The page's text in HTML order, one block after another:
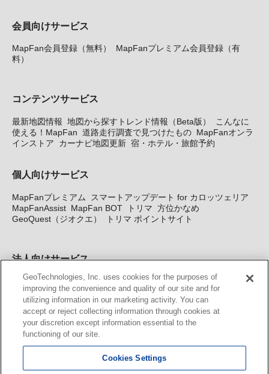
会員向けサービス
MapFan会員登録（無料）
MapFanプレミアム会員登録（有
料）
コンテンツサービス
最新地図情報 地図から探すトレンド情報（Beta版）
こんなに
使える！MapFan 道路走行調査で見つけたもの MapFanオンラ
インストア
カーナビ地図更新 宿・ホテル・旅館予約
個人向けサービス
MapFanプレミアム
スマートアップデート for カロッツェリア
MapFanAssist MapFan BOT トリマ 方位かなめ
GeoQuest（ジオクエ）
トリマ ポイントサイト
法人向けサービス
法人向け地図・位置情報サービス WEBサイト・システム向け地
図API Windows PC向け地図開発キット MapFan DB 住所確認
サービス
MAP WORLD+ トリマ広告 Geo-Research
カーナビ地図更新サービス
MapFan スマートメンバーズ
GeoTechnologies, Inc. uses cookies for the purposes of
improving the convenience and quality of our site and for
utilizing information in our marketing activity. You can
accept or reject collecting information through cookies at
your discretion except information essential to the
functioning of our site.
Cookies Settings